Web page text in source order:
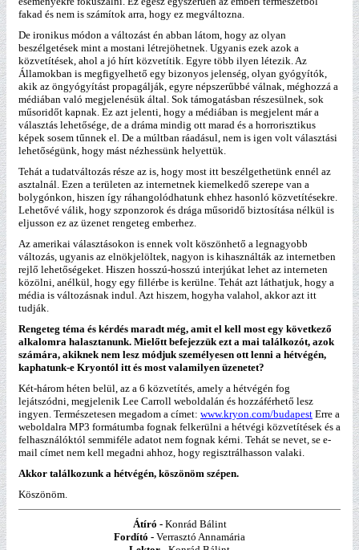
fakad és nem is számítok arra, hogy ez megváltozna.
De ironikus módon a változást én abban látom, hogy az olyan
beszélgetések mint a mostani létrejöhetnek. Ugyanis ezek azok a
közvetítések, ahol a jó hírt közvetítik. Egyre több ilyen létezik. Az
Államokban is megfigyelhető egy bizonyos jelenség, olyan gyógyítók,
akik az öngyógyítást propagálják, egyre népszerűbbé válnak, méghozzá a
médiában való megjelenésük által. Sok támogatásban részesülnek, sok
műsoridőt kapnak. Ez azt jelenti, hogy a médiában is megjelent már a
választás lehetősége, de a dráma mindig ott marad és a horrorisztikus
képek sosem tűnnek el. De a múltban ráadásul, nem is igen volt választási
lehetőségünk, hogy mást nézhessünk helyettük.
Tehát a tudatváltozás része az is, hogy most itt beszélgethetünk ennél az
asztalnál. Ezen a területen az internetnek kiemelkedő szerepe van a
bolygónkon, hiszen így ráhangolódhatunk ehhez hasonló közvetítésekre.
Lehetővé válik, hogy szponzorok és drága műsoridő biztosítása nélkül is
eljusson ez az üzenet rengeteg emberhez.
Az amerikai választásokon is ennek volt köszönhető a legnagyobb
változás, ugyanis az elnökjelöltek, nagyon is kihasználták az internetben
rejlő lehetőségeket. Hiszen hosszú-hosszú interjúkat lehet az interneten
közölni, anélkül, hogy egy fillérbe is kerülne. Tehát azt láthatjuk, hogy a
média is változásnak indul. Azt hiszem, hogyha valahol, akkor azt itt
tudják.
Rengeteg téma és kérdés maradt még, amit el kell most egy következő
alkalomra halasztanunk. Mielőtt befejezzük ezt a mai találkozót, azok
számára, akiknek nem lesz módjuk személyesen ott lenni a hétvégén,
kaphatunk-e Kryontól itt és most valamilyen üzenetet?
Két-három héten belül, az a 6 közvetítés, amely a hétvégén fog
lejátszódni, megjelenik Lee Carroll weboldalán és hozzáférhető lesz
ingyen. Természetesen megadom a címet: www.kryon.com/budapest Erre a
weboldalra MP3 formátumba fognak felkerülni a hétvégi közvetítések és a
felhasználóktól semmiféle adatot nem fognak kérni. Tehát se nevet, se e-
mail címet nem kell megadni ahhoz, hogy regisztrálhasson valaki.
Akkor találkozunk a hétvégén, köszönöm szépen.
Köszönöm.
Átíró - Konrád Bálint
Fordító - Verrasztó Annamária